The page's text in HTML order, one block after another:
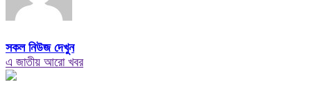
সকল নিউজ দেখুন
এ জাতীয় আরো খবর